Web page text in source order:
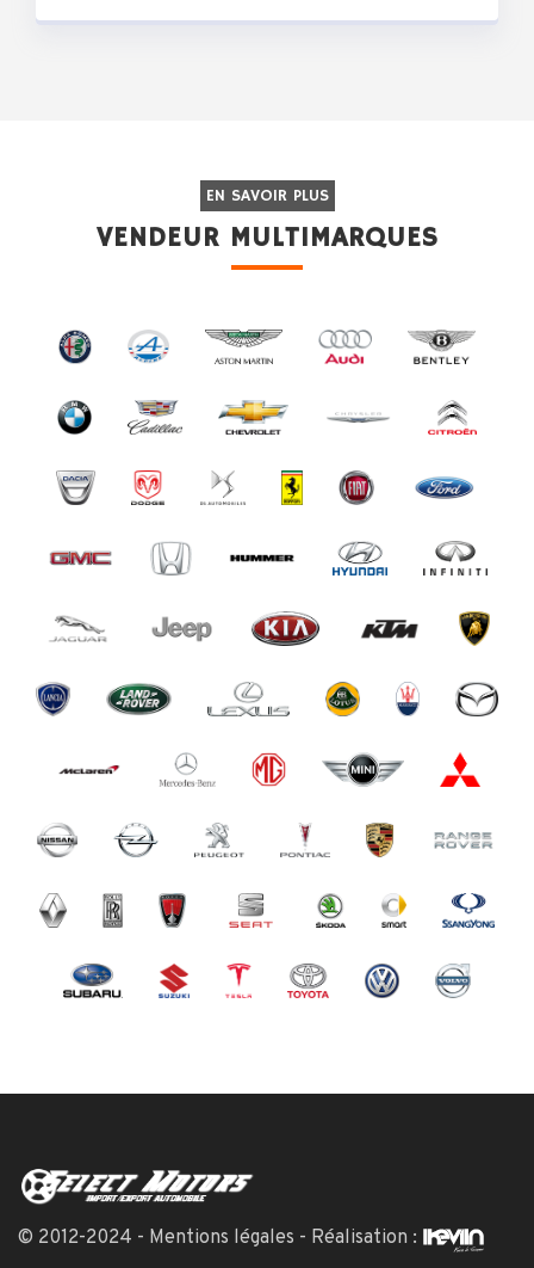
EN SAVOIR PLUS
VENDEUR MULTIMARQUES
© 2012-2024 - Mentions légales - Réalisation :